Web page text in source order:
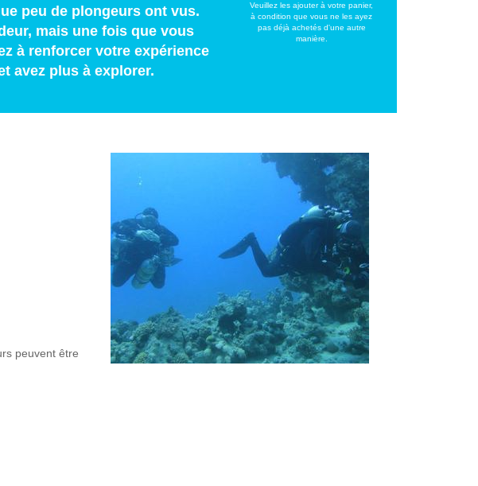
peu de plongeurs ont vus.
mais une fois que vous
à renforcer votre expérience
avez plus à explorer.
Veuillez les ajouter à votre panier,
à condition que vous ne les ayez
pas déjà achetés d'une autre
manière.
peuvent être